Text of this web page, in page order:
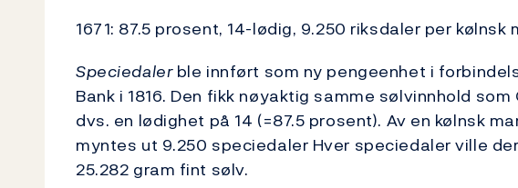
1671: 87.5 prosent, 14-lødig, 9.250 riksdaler per kølnsk
Speciedalerble innført som ny pengeenhet i
Bank i 1816. Den fikk nøyaktig samme sølvinnhold
dvs. en lødighet på 14 (=87.5 prosent). Av en kølnsk
myntes ut 9.250 speciedaler Hver speciedaler ville
25.282 gram fint sølv.